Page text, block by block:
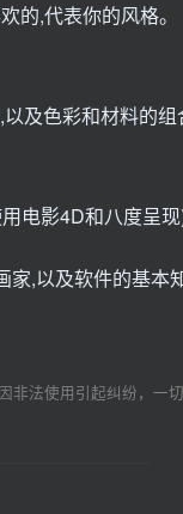
的,代表你的风格。
及色彩和材料的组
电影4D和八度呈现)
,以及软件的基本知
法使用引起纠纷，一切